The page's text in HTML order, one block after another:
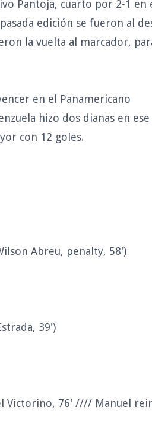
Pantoja, cuarto por 2-1 en
edición se fueron al
la vuelta al marcador,
en el Panamericano
hizo dos dianas en
con 12 goles.
Abreu, penalty, 58')
39')
Victorino, 76' //// Manuel